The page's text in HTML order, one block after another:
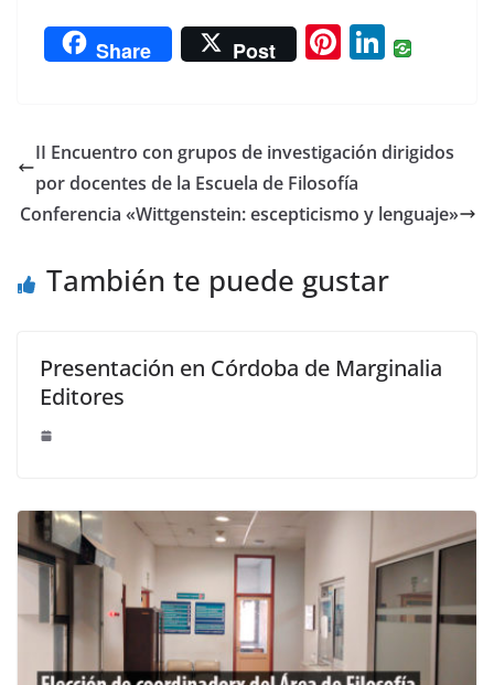
Share Post Pi
e
st
Li
e
n
II Encuentro con grupos de investigación dirigidos
por docentes de la Escuela de Filosofía
Conferencia «Wittgenstein: escepticismo y lenguaje»
También te puede gustar
Presentación en Córdoba de Marginalia
Editores